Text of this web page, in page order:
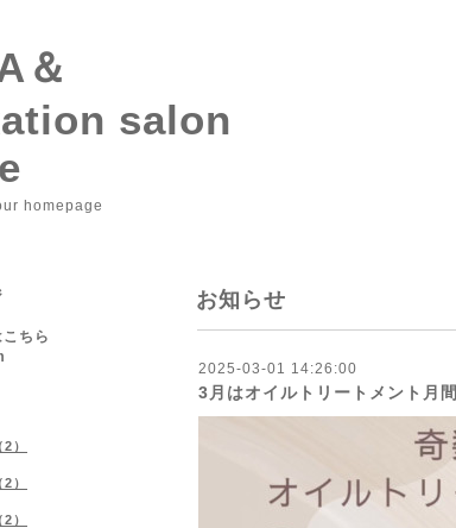
＆
salon
homepage
お知らせ
2025-03-01 14:26:00
3月はオイルトリートメント月間
ちら
）
）
）